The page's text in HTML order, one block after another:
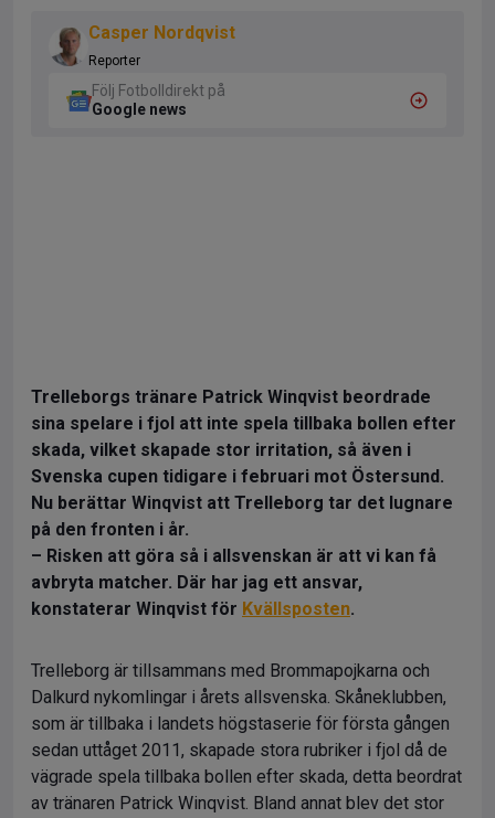
Casper Nordqvist
Reporter
Följ Fotbolldirekt på
Google news
Trelleborgs tränare Patrick Winqvist beordrade
sina spelare i fjol att inte spela tillbaka bollen efter
skada, vilket skapade stor irritation, så även i
Svenska cupen tidigare i februari mot Östersund.
Nu berättar Winqvist att Trelleborg tar det lugnare
på den fronten i år.
– Risken att göra så i allsvenskan är att vi kan få
avbryta matcher. Där har jag ett ansvar,
konstaterar Winqvist för Kvällsposten.
Trelleborg är tillsammans med Brommapojkarna och
Dalkurd nykomlingar i årets allsvenska. Skåneklubben,
som är tillbaka i landets högstaserie för första gången
sedan uttåget 2011, skapade stora rubriker i fjol då de
vägrade spela tillbaka bollen efter skada, detta beordrat
av tränaren Patrick Winqvist. Bland annat blev det stor